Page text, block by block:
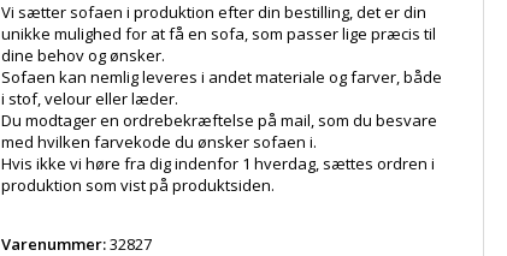
Vi sætter sofaen i produktion efter din bestilling, det er din
unikke mulighed for at få en sofa, som passer lige præcis til
dine behov og ønsker.
Sofaen kan nemlig leveres i andet materiale og farver, både
i stof, velour eller læder.
Du modtager en ordrebekræftelse på mail, som du besvare
med hvilken farvekode du ønsker sofaen i.
Hvis ikke vi høre fra dig indenfor 1 hverdag, sættes ordren i
produktion som vist på produktsiden.
Varenummer:32827